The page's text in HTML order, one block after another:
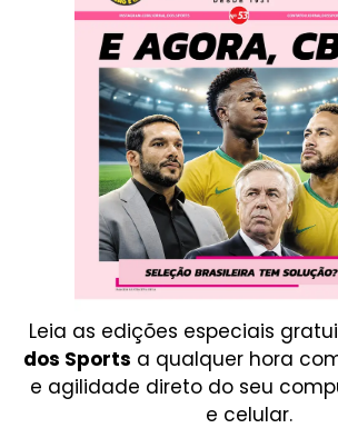
Leia as edições especiais
dos Sports a qualquer hora
e agilidade direto do seu
e celular.